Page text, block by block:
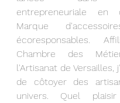
entrepreneuriale en
Marque
écoresponsables.
Chambre des
l'Artisanat de Versailles,
de côtoyer des
univers. Quel